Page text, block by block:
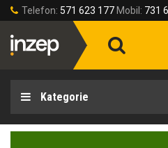
Telefon: 571 623 177 Mobil: 731
Kategorie